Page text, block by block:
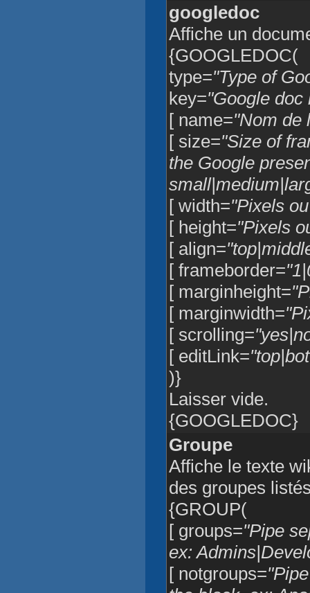
googledoc
Affiche un
{GOOGLEDOC(
type="Type of
key="Google
[ name="Nom de
[ size="Size of
the Google
[ width="Pixels
[ height="Pixels
[ align=
[ frameborder=
[ marginheight=
[ marginwidth=
[ scrolling=
[ editLink=
)}
Laisser vide.
{GOOGLEDOC}
Groupe
Affiche le texte
des groupes
{GROUP(
[ groups="Pipe
ex:
[ notgroups=